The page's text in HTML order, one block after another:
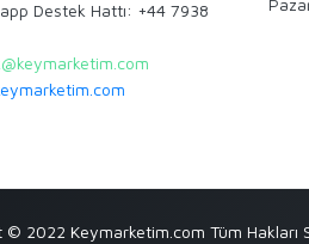
Destek Hattı: +44 7938
2022 Keymarketim.com Tüm Hakları